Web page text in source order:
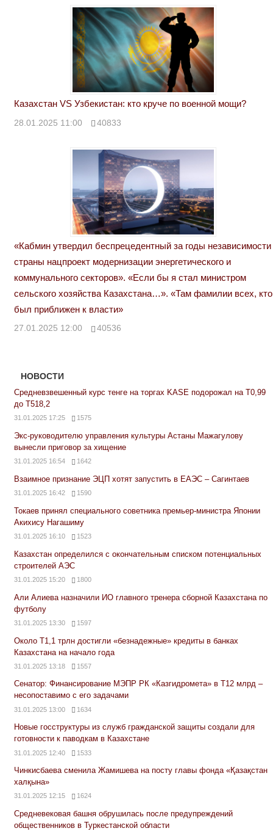
Казахстан VS Узбекистан: кто круче по военной мощи?
28.01.2025 11:00 40833
«Кабмин утвердил беспрецедентный за годы независимости
страны нацпроект модернизации энергетического и
коммунального секторов». «Если бы я стал министром
сельского хозяйства Казахстана…». «Там фамилии всех, кто
был приближен к власти»
27.01.2025 12:00 40536
НОВОСТИ
Средневзвешенный курс тенге на торгах KASE подорожал на Т0,99
до Т518,2
31.01.2025 17:25 1575
Экс-руководителю управления культуры Астаны Мажагулову
вынесли приговор за хищение
31.01.2025 16:54 1642
Взаимное признание ЭЦП хотят запустить в ЕАЭС – Сагинтаев
31.01.2025 16:42 1590
Токаев принял специального советника премьер-министра Японии
Акихису Нагашиму
31.01.2025 16:10 1523
Казахстан определился с окончательным списком потенциальных
строителей АЭС
31.01.2025 15:20 1800
Али Алиева назначили ИО главного тренера сборной Казахстана по
футболу
31.01.2025 13:30 1597
Около Т1,1 трлн достигли «безнадежные» кредиты в банках
Казахстана на начало года
31.01.2025 13:18 1557
Сенатор: Финансирование МЭПР РК «Казгидромета» в Т12 млрд –
несопоставимо с его задачами
31.01.2025 13:00 1634
Новые госструктуры из служб гражданской защиты создали для
готовности к паводкам в Казахстане
31.01.2025 12:40 1533
Чинкисбаева сменила Жамишева на посту главы фонда «Қазақстан
халқына»
31.01.2025 12:15 1624
Средневековая башня обрушилась после предупреждений
общественников в Туркестанской области